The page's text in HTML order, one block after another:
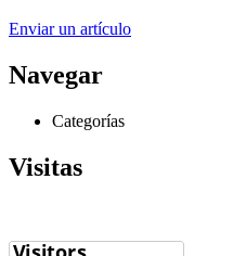
Enviar un artículo
Navegar
Categorías
Visitas